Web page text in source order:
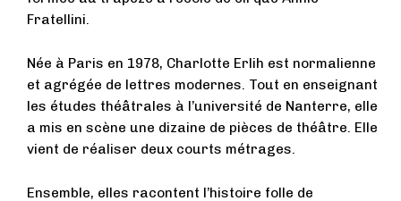
Fratellini.
Née à Paris en 1978, Charlotte Erlih est normalienne
et agrégée de lettres modernes. Tout en enseignant
les études théâtrales à l’université de Nanterre, elle
a mis en scène une dizaine de pièces de théâtre. Elle
vient de réaliser deux courts métrages.
Ensemble, elles racontent l’histoire folle de